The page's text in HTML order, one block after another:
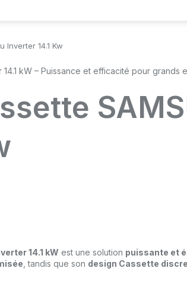
Inverter 14.1 Kw
14.1 kW est une solution puissante et
, tandis que son design Cassette